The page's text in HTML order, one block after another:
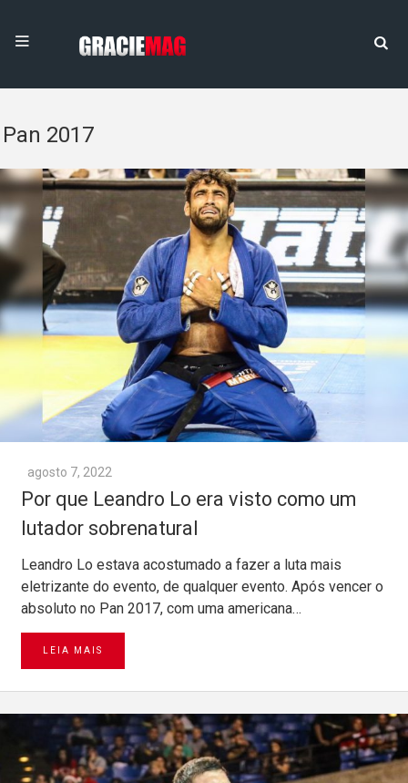
Pan 2017
agosto 7, 2022
Por que Leandro Lo era visto como um
lutador sobrenatural
Leandro Lo estava acostumado a fazer a luta mais
eletrizante do evento, de qualquer evento. Após vencer o
absoluto no Pan 2017, com uma americana…
LEIA MAIS